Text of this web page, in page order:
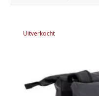
Uitverkocht